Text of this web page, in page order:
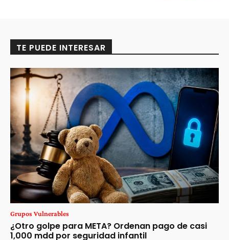
TE PUEDE INTERESAR
Grupos Vulnerables
¿Otro golpe para META? Ordenan pago de casi
1,000 mdd por seguridad infantil